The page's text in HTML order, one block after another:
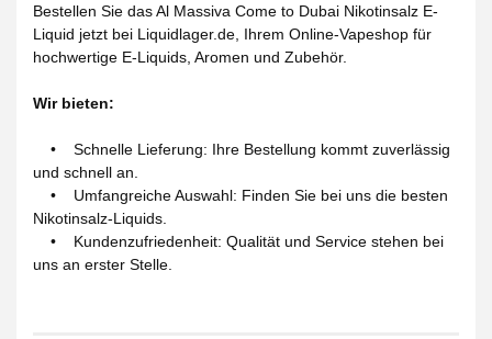
Bestellen Sie das Al Massiva Come to Dubai Nikotinsalz E-
Liquid jetzt bei Liquidlager.de, Ihrem Online-Vapeshop für
hochwertige E-Liquids, Aromen und Zubehör.
Wir bieten:
• Schnelle Lieferung: Ihre Bestellung kommt zuverlässig
und schnell an.
• Umfangreiche Auswahl: Finden Sie bei uns die besten
Nikotinsalz-Liquids.
• Kundenzufriedenheit: Qualität und Service stehen bei
uns an erster Stelle.